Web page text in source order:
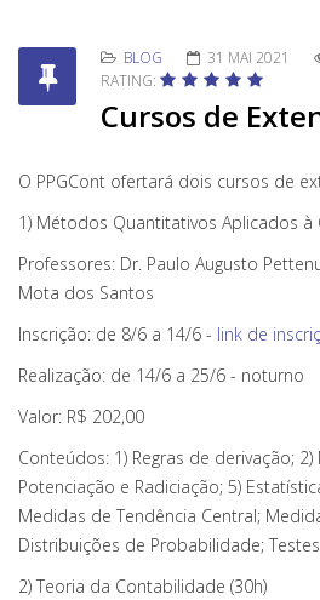
BLOG 31 MAI 2021
RATING:
Cursos de
O PPGCont ofertará dois cursos de
1) Métodos Quantitativos Aplicados à
Professores: Dr. Paulo Augusto
Mota dos Santos
Inscrição: de 8/6 a 14/6 - link de
Realização: de 14/6 a 25/6 - noturno
Valor: R$ 202,00
Conteúdos: 1) Regras de derivação;
Potenciação e Radiciação; 5)
Medidas de Tendência Central;
Distribuições de Probabilidade;
2) Teoria da Contabilidade (30h)